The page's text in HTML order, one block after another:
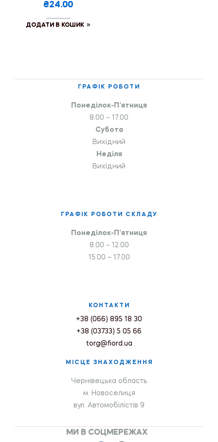
₴24.00
ДОДАТИ В КОШИК
ГРАФІК РОБОТИ
Понеділок-П’ятниця
8.00 – 17.00
Субота
Вихідний
Неділя
Вихідний
ГРАФІК РОБОТИ СКЛАДУ
Понеділок-П’ятниця
8.00 – 12.00
15.00 – 17.00
КОНТАКТИ
+38 (066) 895 18 30
+38 (03733) 5 05 66
torg@fiord.ua
МІСЦЕ ЗНАХОДЖЕННЯ
Чернівецька область
м. Новоселиця
вул. Автомобілістів 9
МИ В СОЦМЕРЕЖАХ